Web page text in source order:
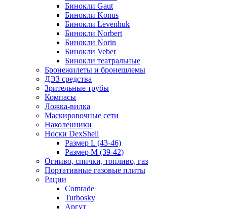
Бинокли Gaut
Бинокли Konus
Бинокли Levenhuk
Бинокли Norbert
Бинокли Norin
Бинокли Veber
Бинокли театральные
Бронежилеты и бронешлемы
ДЭЗ средства
Зрительные трубы
Компасы
Ложка-вилка
Маскировочные сети
Наколенники
Носки DexShell
Размер L (43-46)
Размер M (39-42)
Огниво, спички, топливо, газ
Портативные газовые плиты
Рации
Comrade
Turbosky
Аргут